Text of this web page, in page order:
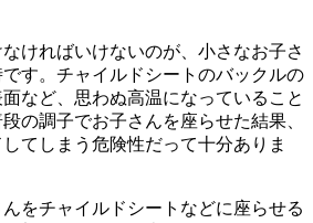
ければいけないのが、小さなお子さ
す。チャイルドシートのバックルの
など、思わぬ高温になっていること
の調子でお子さんを座らせた結果、
てしまう危険性だって十分ありま
をチャイルドシートなどに座らせる